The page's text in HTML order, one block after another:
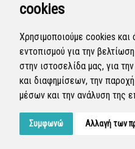
cookies
Χρησιμοποιούμε cookies και
εντοπισμού για την
στην ιστοσελίδα μας, για
και διαφημίσεων, την
μέσων και την ανάλυση της
Συμφωνώ Αλλαγή των
(Επόπτης)
02 Ιουλ 2025 - 07:54
Ολοκληρώθηκε η
τον Δήμο.